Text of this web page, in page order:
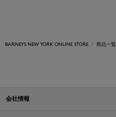
BARNEYS NEW YORK ONLINE STORE 商品一覧
会社情報